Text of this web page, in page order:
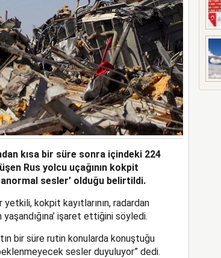
kısa bir süre sonra içindeki 224
Rus yolcu uçağının kokpit
sesler’ olduğu belirtildi.
kokpit kayıtlarının, radardan
işaret ettiğini söyledi.
bir süre rutin konularda konuştuğu
sesler duyuluyor” dedi.